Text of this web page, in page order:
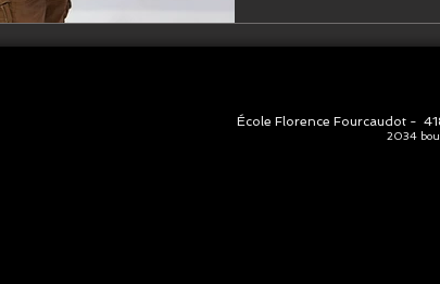
École Florence Fourcaudot -
2034